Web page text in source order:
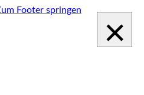
Footer springen
×